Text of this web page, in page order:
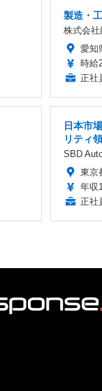
製造・
株式会
愛知
時給
正社
日本市
リティ
SBD
東京
年収
正社